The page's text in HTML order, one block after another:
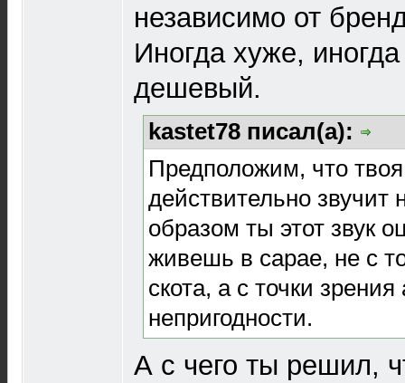
независимо от
Иногда хуже,
дешевый.
kastet78 писал(а):
Предположим, что
действительно звучит
образом ты этот звук
живешь в сарае, не с
скота, а с точки зрения
непригодности.
А с чего ты решил,